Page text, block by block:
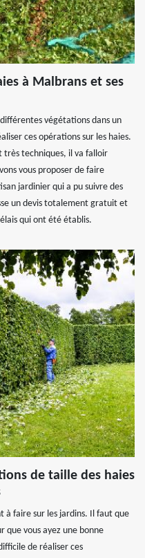
à Malbrans et ses
végétations dans un
ces opérations sur les haies.
très techniques, il va falloir
vous proposer de faire
jardinier qui a pu suivre des
un devis totalement gratuit et
qui ont été établis.
de taille des haies
à faire sur les jardins. Il faut que
que vous ayez une bonne
de réaliser ces